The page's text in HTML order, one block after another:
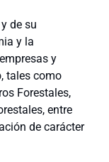
de su
y la
y
tales como
Forestales,
entre
de carácter